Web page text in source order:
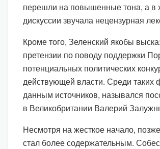
перешли на повышенные тона, а в
дискуссии звучала нецензурная
Кроме того, Зеленский якобы
претензии по поводу поддержки
потенциальных политических
действующей власти. Среди таких
данным источников, назывался
в Великобритании Валерий
Несмотря на жесткое начало,
стал более содержательным.